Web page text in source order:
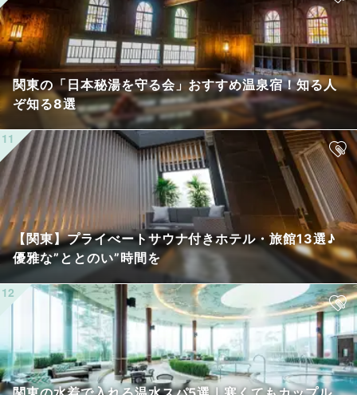
関東の「日本秘湯を守る会」おすすめ温泉宿！知る人
ぞ知る8選
【関東】プライべートサウナ付きホテル・旅館13選♪
優雅な”ととのい”時間を